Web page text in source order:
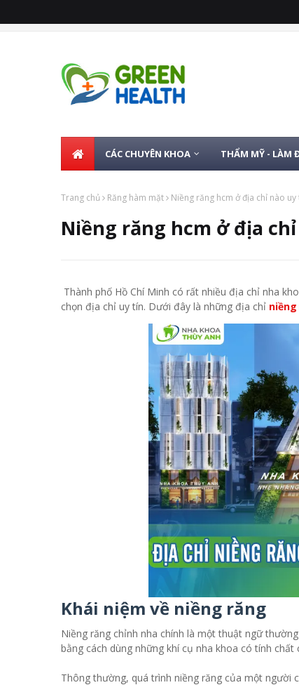
CÁC CHUYÊN KHOA THẨM MỸ - LÀM
Trang chủ Răng hàm mặt Niềng răng hcm ở địa chỉ nào uy
Niềng răng hcm ở địa
Thành phố Hồ Chí Minh có rất nhiều địa chỉ nha
chọn địa chỉ uy tín. Dưới đây là những địa chỉ
Khái niệm về niềng răng
Niềng răng chỉnh nha chính là một thuật ngữ
bằng cách dùng những khí cụ nha khoa có tính
Thông thường, quá trình niềng răng của một